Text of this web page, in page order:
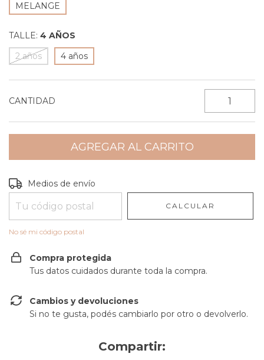
MELANGE
TALLE: 4 AÑOS
2 años
4 años
CANTIDAD
Entregas para el CP:
Medios de envío
CALCULAR
No sé mi código postal
Compra protegida
Tus datos cuidados durante toda la compra.
Cambios y devoluciones
Si no te gusta, podés cambiarlo por otro o devolverlo.
Compartir: